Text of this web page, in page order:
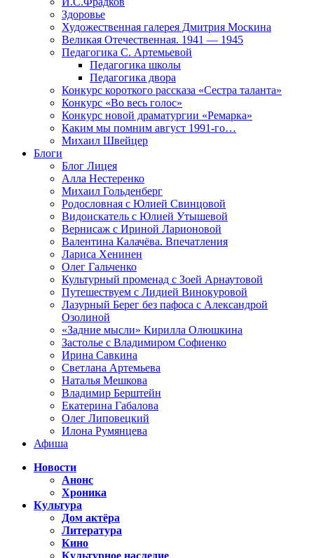
Здоровье
Художественная галерея Дмитрия Москина
Великая Отечественная. 1941 — 1945
Педагогика С. Артемьевой
Педагогика школы
Педагогика двора
Конкурс короткого рассказа «Сестра таланта»
Конкурс «Во весь голос»
Конкурс новой драматургии «Ремарка»
Каким мы помним август 1991-го…
Михаил Швейцер
Блоги
Блог Лицея
Алла Нестеренко
Михаил Гольденберг
Родословная с Юлией Свинцовой
Видоискатель с Юлией Утышевой
Вернисаж с Ириной Ларионовой
Валентина Калачёва. Впечатления
Лариса Хенинен
Олег Гальченко
Культурный променад с Зоей Арнаутовой
Путешествуем с Лидией Винокуровой
Лазурный Берег без пафоса с Александрой
Озолиной
«Задние мысли» Кирилла Олюшкина
Застолье с Владимиром Софиенко
Ирина Савкина
Светлана Артемьева
Наталья Мешкова
Владимир Берштейн
Екатерина Габалова
Олег Липовецкий
Илона Румянцева
Афиша
Новости
Анонс
Хроника
Культура
Дом актёра
Литература
Кино